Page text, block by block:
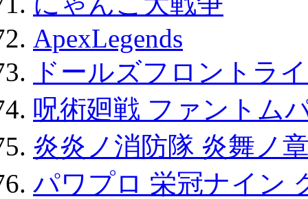
ApexLegends
ドールズフロントラ
呪術廻戦 ファントム
炎炎ノ消防隊 炎舞ノ
パワプロ 栄冠ナイン